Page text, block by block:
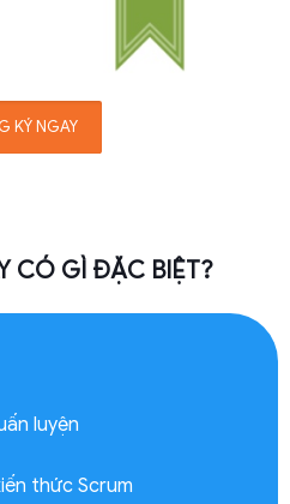
KÝ NGAY
CÓ GÌ ĐẶC BIỆT?
luyện
thức Scrum